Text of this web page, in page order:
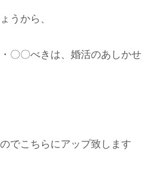
うから、
〇〇べきは、婚活のあしかせ
でこちらにアップ致します